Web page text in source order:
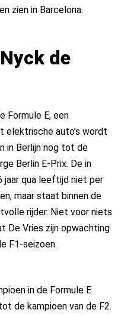
zien in Barcelona.
de
Formule E, een
elektrische auto’s wordt
in Berlijn nog tot de
Berlin E-Prix. De in
jaar qua leeftijd niet per
maar staat binnen de
rijder. Niet voor niets
De Vries zijn opwachting
F1-seizoen.
in de Formule E
de kampioen van de F2.